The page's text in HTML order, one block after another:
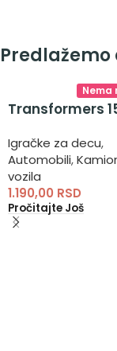
Nema
Transformers
Igračke za decu,
Automobili,
vozila
1.190,00 RSD
Pročitajte Još